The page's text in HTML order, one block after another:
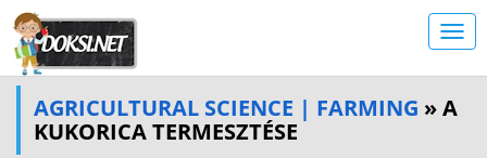
AGRICULTURAL SCIENCE | FARMING » A
KUKORICA TERMESZTÉSE